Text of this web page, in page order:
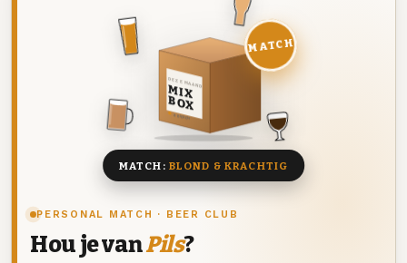
PERSONAL MATCH · BEER CLUB
Hou je vanPils?
DEZE MAAND
MIX
BOX
8 BIEREN
MATCH
MATCH: BLOND & KRACHTIG